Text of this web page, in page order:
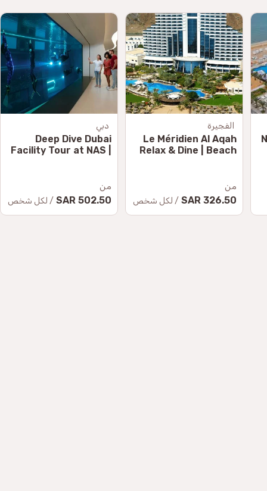
الفجيرة
Le Méridien Al Aqah
Relax & Dine | Beach
من
326.50 SAR / لكل شخص
دبي
Deep Dive Dubai
Facility Tour at NAS |
من
502.50 SAR / لكل شخص